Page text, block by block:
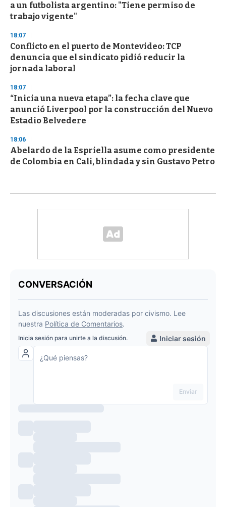
a un futbolista argentino: "Tiene permiso de
trabajo vigente"
18:07
Conflicto en el puerto de Montevideo: TCP
denuncia que el sindicato pidió reducir la
jornada laboral
18:07
“Inicia una nueva etapa”: la fecha clave que
anunció Liverpool por la construcción del Nuevo
Estadio Belvedere
18:06
Abelardo de la Espriella asume como presidente
de Colombia en Cali, blindada y sin Gustavo Petro